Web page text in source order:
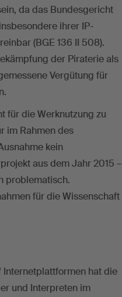
da das Bundesgericht
ihrer IP-
(BGE 136 II 508).
der Piraterie als
Vergütung für
für die Werknutzung zu
im Rahmen des
kein
aus dem Jahr 2015 –
problematisch.
für die Wissenschaft
Internetplattformen hat die
und Interpreten im